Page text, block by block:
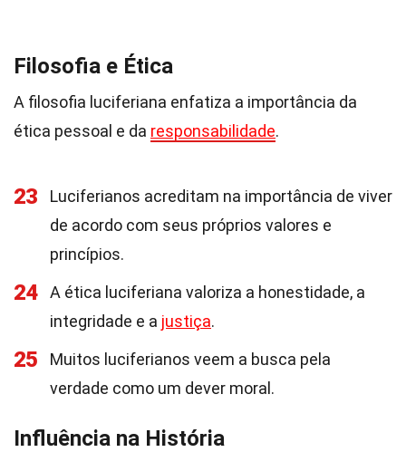
Filosofia e Ética
A filosofia luciferiana enfatiza a importância da
ética pessoal e da responsabilidade.
23
Luciferianos acreditam na importância de viver
de acordo com seus próprios valores e
princípios.
24
A ética luciferiana valoriza a honestidade, a
integridade e a justiça.
25
Muitos luciferianos veem a busca pela
verdade como um dever moral.
Influência na História